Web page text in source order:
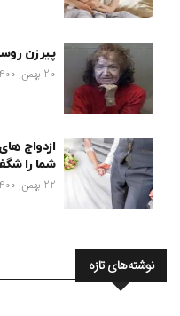
پیرزن روسی 68 ساله
20 بهمن, 1400
ازدواج
شما را
22 بهمن, 1400
نوشته‌های تازه